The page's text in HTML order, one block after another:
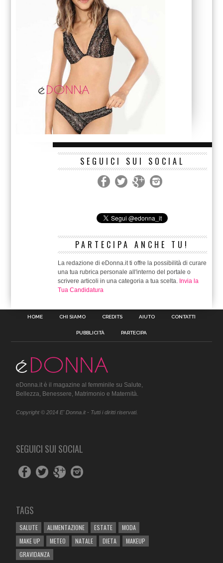
SEGUICI SUI SOCIAL
PARTECIPA ANCHE TU!
La redazione di eDonna.it ti offre la possibilità di curare
una tua rubrica personale all'interno del portale o
scrivere articoli in una categoria a tua scelta. Invia la
Tua Candidatura
HOME CHI SIAMO CREDITS AIUTO CONTATTI
PUBBLICITÀ PARTECIPA
eDonna.it è il magazine al femminile su Salute,
Bellezza, Benessere, Matrimonio e Maternità.
Copyright © 2014 E' Donna.it - Tutti i diritti riservati.
SEGUICI SUI SOCIAL
TAGS
SALUTE ALIMENTAZIONE ESTATE
MODA
MAKE UP
METEO NATALE DIETA
MAKEUP
GRAVIDANZA